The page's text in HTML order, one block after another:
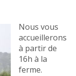
Nous vous
accueillerons
à partir de
16h à la
ferme.